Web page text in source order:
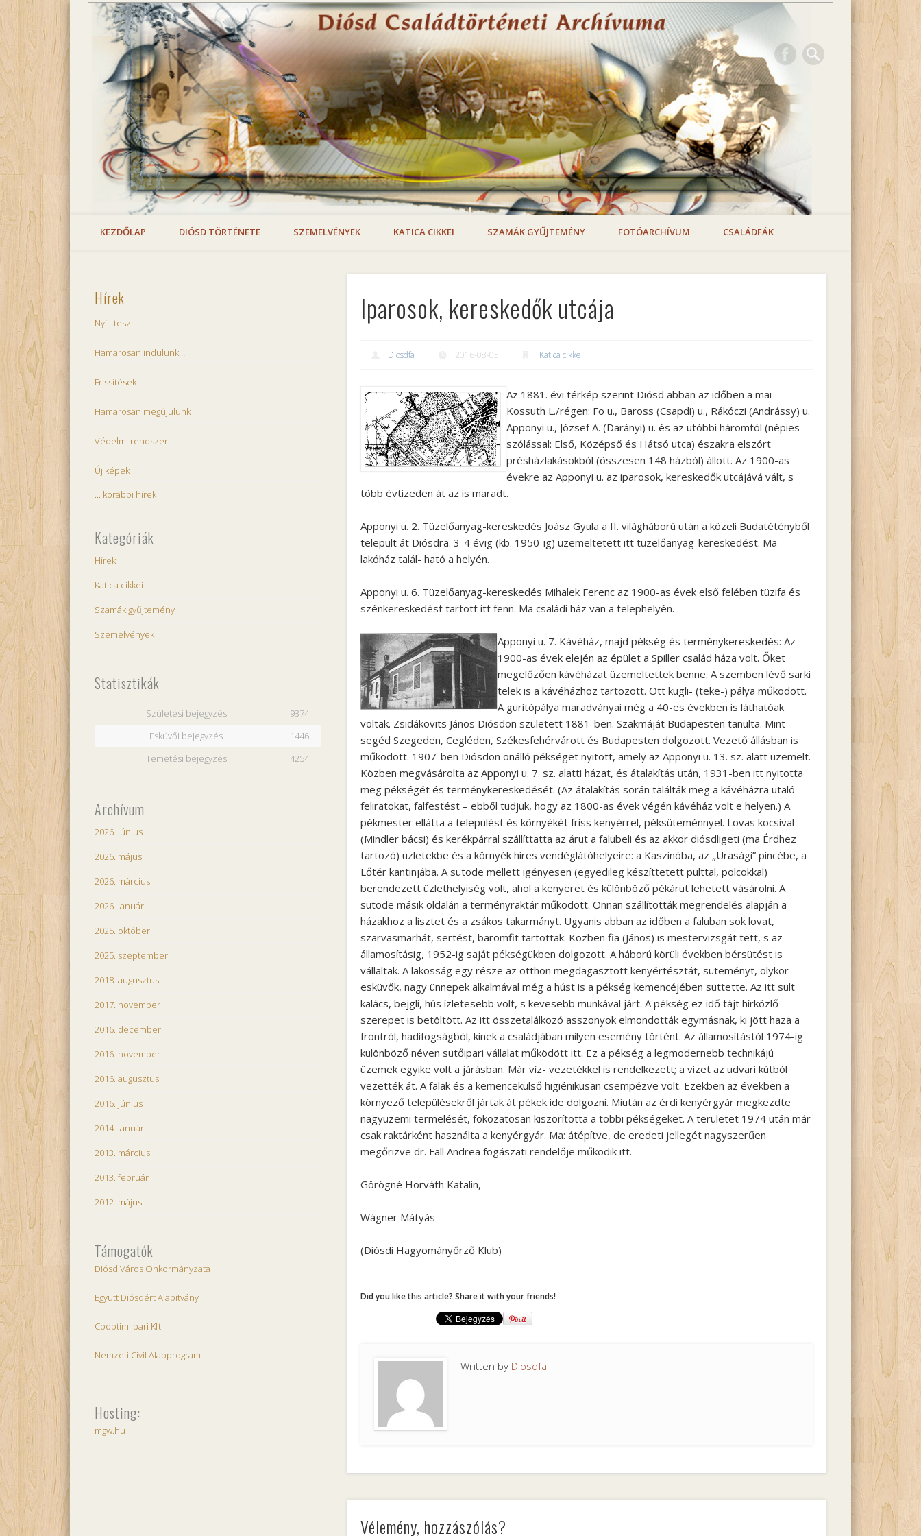
diosdfa.hu
Diósd családtörténeti archívuma
Facebook
KEZDŐLAP DIÓSD TÖRTÉNETE SZEMELVÉNYEK KATICA CIKKEI SZAMÁK GYŰJTEMÉNY FOTÓARCHÍVUM CSALÁDFÁK
Iparosok, kereskedők utcája
Diosdfa 2016-08-05 Katica cikkei
Az 1881. évi térkép szerint Diósd abban az időben a mai
Kossuth L./régen: Fo u., Baross (Csapdi) u., Rákóczi (Andrássy) u.
Apponyi u., József A. (Darányi) u. és az utóbbi háromtól (népies
szólással: Első, Középső és Hátsó utca) északra elszórt
présházlakásokból (összesen 148 házból) állott. Az 1900-as
évekre az Apponyi u. az iparosok, kereskedők utcájává vált, s
több évtizeden át az is maradt.
Apponyi u. 2. Tüzelőanyag-kereskedés Joász Gyula a II. világháború után a közeli Budatétényből
települt át Diósdra. 3-4 évig (kb. 1950-ig) üzemeltetett itt tüzelőanyag-kereskedést. Ma
lakóház talál- ható a helyén.
Apponyi u. 6. Tüzelőanyag-kereskedés Mihalek Ferenc az 1900-as évek első felében tüzifa és
szénkereskedést tartott itt fenn. Ma családi ház van a telephelyén.
Apponyi u. 7. Kávéház, majd pékség és terménykereskedés: Az
1900-as évek elején az épület a Spiller család háza volt. Őket
megelőzően kávéházat üzemeltettek benne. A szemben lévő sarki
telek is a kávéházhoz tartozott. Ott kugli- (teke-) pálya működött.
A gurítópálya maradványai még a 40-es években is láthatóak
voltak. Zsidákovits János Diósdon született 1881-ben. Szakmáját Budapesten tanulta. Mint
segéd Szegeden, Cegléden, Székesfehérvárott és Budapesten dolgozott. Vezető állásban is
működött. 1907-ben Diósdon önálló pékséget nyitott, amely az Apponyi u. 13. sz. alatt üzemelt.
Közben megvásárolta az Apponyi u. 7. sz. alatti házat, és átalakítás után, 1931-ben itt nyitotta
meg pékségét és terménykereskedését. (Az átalakítás során találták meg a kávéházra utaló
feliratokat, falfestést – ebből tudjuk, hogy az 1800-as évek végén kávéház volt e helyen.) A
pékmester ellátta a települést és környékét friss kenyérrel, péksüteménnyel. Lovas kocsival
(Mindler bácsi) és kerékpárral szállíttatta az árut a falubeli és az akkor diósdligeti (ma Érdhez
tartozó) üzletekbe és a környék híres vendéglátóhelyeire: a Kaszinóba, az „Urasági” pincébe, a
Lőtér kantinjába. A sütöde mellett igényesen (egyedileg készíttetett pulttal, polcokkal)
berendezett üzlethelyiség volt, ahol a kenyeret és különböző pékárut lehetett vásárolni. A
sütöde másik oldalán a terményraktár működött. Onnan szállították megrendelés alapján a
házakhoz a lisztet és a zsákos takarmányt. Ugyanis abban az időben a faluban sok lovat,
szarvasmarhát, sertést, baromfit tartottak. Közben fia (János) is mestervizsgát tett, s az
államosításig, 1952-ig saját pékségükben dolgozott. A háború körüli években bérsütést is
vállaltak. A lakosság egy része az otthon megdagasztott kenyértésztát, süteményt, olykor
esküvők, nagy ünnepek alkalmával még a húst is a pékség kemencéjében süttette. Az itt sült
kalács, bejgli, hús ízletesebb volt, s kevesebb munkával járt. A pékség ez idő tájt hírközlő
szerepet is betöltött. Az itt összetalálkozó asszonyok elmondották egymásnak, ki jött haza a
frontról, hadifogságból, kinek a családjában milyen esemény történt. Az államosítástól 1974-ig
különböző néven sütőipari vállalat működött itt. Ez a pékség a legmodernebb technikájú
üzemek egyike volt a járásban. Már víz- vezetékkel is rendelkezett; a vizet az udvari kútból
vezették át. A falak és a kemencekülső higiénikusan csempézve volt. Ezekben az években a
környező településekről jártak át pékek ide dolgozni. Miután az érdi kenyérgyár megkezdte
nagyüzemi termelését, fokozatosan kiszorította a többi pékségeket. A területet 1974 után már
csak raktárként használta a kenyérgyár. Ma: átépítve, de eredeti jellegét nagyszerűen
megőrizve dr. Fall Andrea fogászati rendelője működik itt.
Görögné Horváth Katalin,
Wágner Mátyás
(Diósdi Hagyományőrző Klub)
Did you like this article? Share it with your friends!
Written by Diosdfa
Vélemény, hozzászólás?
Hírek
Nyílt teszt
Hamarosan indulunk…
Frissítések
Hamarosan megújulunk
Védelmi rendszer
Új képek
... korábbi hírek
Kategóriák
Hírek
Katica cikkei
Szamák gyűjtemény
Szemelvények
Statisztikák
Születési bejegyzés
9374
Esküvői bejegyzés
1446
Temetési bejegyzés
4254
Archívum
2026. június
2026. május
2026. március
2026. január
2025. október
2025. szeptember
2018. augusztus
2017. november
2016. december
2016. november
2016. augusztus
2016. június
2014. január
2013. március
2013. február
2012. május
Támogatók
Diósd Város Önkormányzata
Együtt Diósdért Alapítvány
Cooptim Ipari Kft.
Nemzeti Civil Alapprogram
Hosting:
mgw.hu